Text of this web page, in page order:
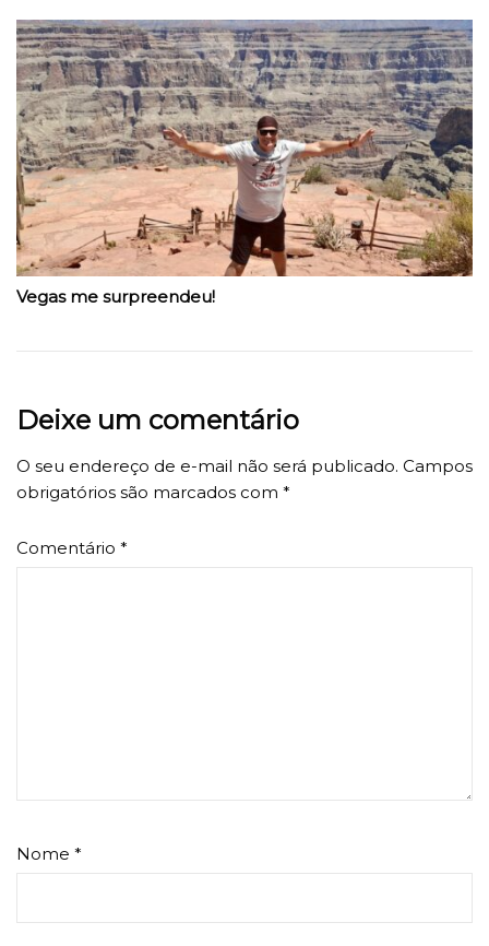
Vegas me surpreendeu!
Deixe um comentário
O seu endereço de e-mail não será publicado. Campos
obrigatórios são marcados com *
Comentário *
Nome *